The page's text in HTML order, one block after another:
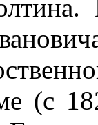
(с